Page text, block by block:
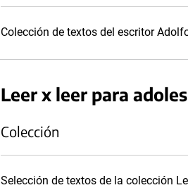
Colección de textos del escritor
Leer x leer para
Colección
Selección de textos de la colección